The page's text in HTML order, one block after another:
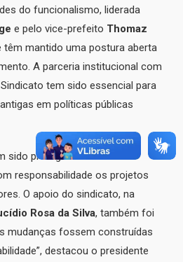
do funcionalismo, liderada
e pelo vice-prefeito Thomaz
têm mantido uma postura aberta
A parceria institucional com
tem sido essencial para
em políticas públicas
sido protagonista nesse
responsabilidade os projetos
O apoio do sindicato, na
Rosa da Silva, também foi
mudanças fossem construídas
destacou o presidente